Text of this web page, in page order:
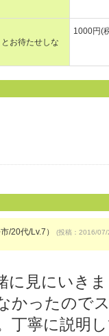
お待たせしな
1000円(
/20代/Lv.7） (投稿：2016/
に見にいき
かったので
丁寧に説明